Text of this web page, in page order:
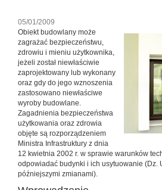
05/01/2009
Obiekt budowlany może
zagrażać bezpieczeństwu,
zdrowiu i mieniu użytkownika,
jeżeli został niewłaściwie
zaprojektowany lub wykonany
oraz gdy do jego wznoszenia
zastosowano niewłaściwe
wyroby budowlane.
Zagadnienia bezpieczeństwa
użytkowania oraz zdrowia
objęte są rozporządzeniem
Ministra Infrastruktury z dnia
12 kwietnia 2002 r. w sprawie warunków
odpowiadać budynki i ich usytuowanie (Dz.
późniejszymi zmianami).